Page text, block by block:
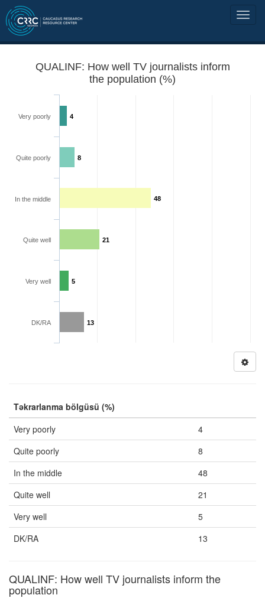
QUALINF: How well TV journalists inform
the population (%)
4
8
48
21
5
13
Very poorly
Quite poorly
In the middle
Quite well
Very well
DK/RA
Təkrarlanma bölgüsü (%)
Very poorly
4
Quite poorly
8
In the middle
48
Quite well
21
Very well
5
DK/RA
13
QUALINF: How well TV journalists inform the
population